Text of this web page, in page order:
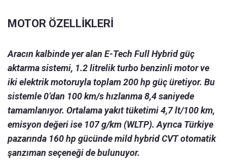
MOTOR ÖZELLİKLERİ
Aracın kalbinde yer alan E-Tech Full Hybrid güç
aktarma sistemi, 1.2 litrelik turbo benzinli motor ve
iki elektrik motoruyla toplam 200 hp güç üretiyor. Bu
sistemle 0’dan 100 km/s hızlanma 8,4 saniyede
tamamlanıyor. Ortalama yakıt tüketimi 4,7 lt/100 km,
emisyon değeri ise 107 g/km (WLTP). Ayrıca Türkiye
pazarında 160 hp gücünde mild hybrid CVT otomatik
şanzıman seçeneği de bulunuyor.